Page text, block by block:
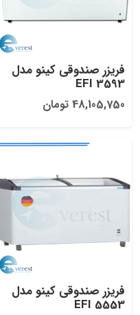
فریزر صندوقی کینو مدل
EFI 3593
48,105,750 تومان
فریزر صندوقی کینو مدل
EFI 5553